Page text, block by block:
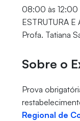
08:00 às 12:00
ESTRUTURA
Profa. Tatiana
Sobre o
Prova
Regional de